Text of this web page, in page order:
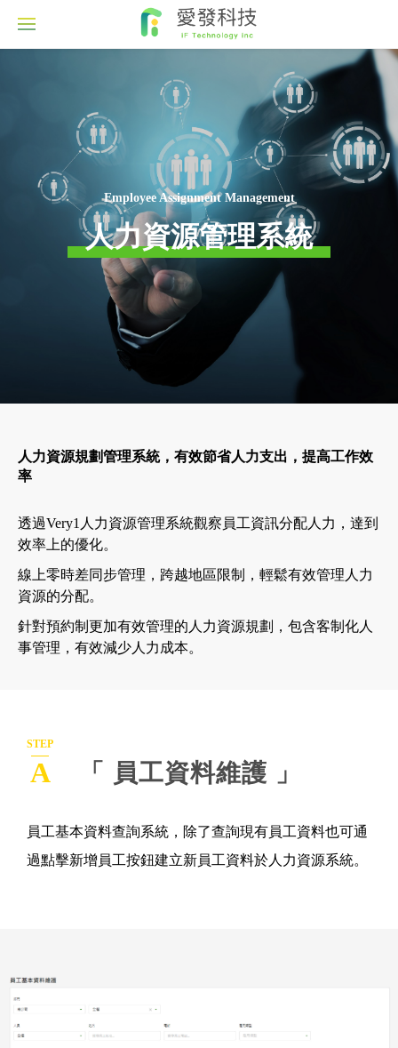
Employee Assignment Management
人力資源管理系統
人力資源規劃管理系統，有效節省人力支出，提高工作效
率
透過Very1人力資源管理系統觀察員工資訊分配人力，達到
效率上的優化。
線上零時差同步管理，跨越地區限制，輕鬆有效管理人力
資源的分配。
針對預約制更加有效管理的人力資源規劃，包含客制化人
事管理，有效減少人力成本。
STEP
A 「 員工資料維護 」
員工基本資料查詢系統，除了查詢現有員工資料也可通
過點擊新增員工按鈕建立新員工資料於人力資源系統。